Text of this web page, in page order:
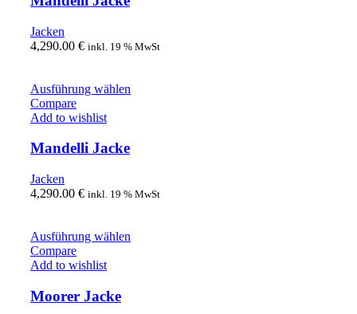
Jacken
4,290.00 € inkl. 19 % MwSt
Ausführung wählen
Compare
Add to wishlist
Mandelli Jacke
Jacken
4,290.00 € inkl. 19 % MwSt
Ausführung wählen
Compare
Add to wishlist
Moorer Jacke